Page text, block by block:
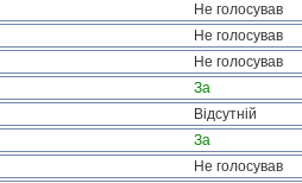
Не голосував
Не голосував
Не голосував
За
Відсутній
За
Не голосував